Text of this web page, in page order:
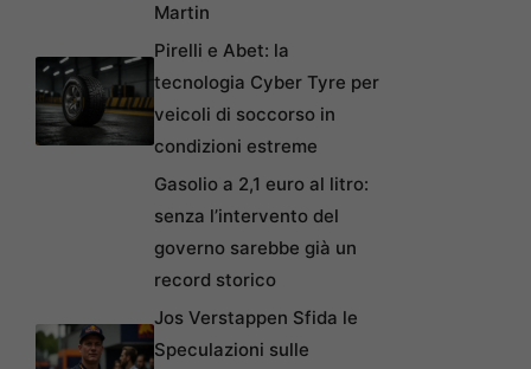
Martin
Pirelli e Abet: la
tecnologia Cyber Tyre per
veicoli di soccorso in
condizioni estreme
Gasolio a 2,1 euro al litro:
senza l’intervento del
governo sarebbe già un
record storico
Jos Verstappen Sfida le
Speculazioni sulle